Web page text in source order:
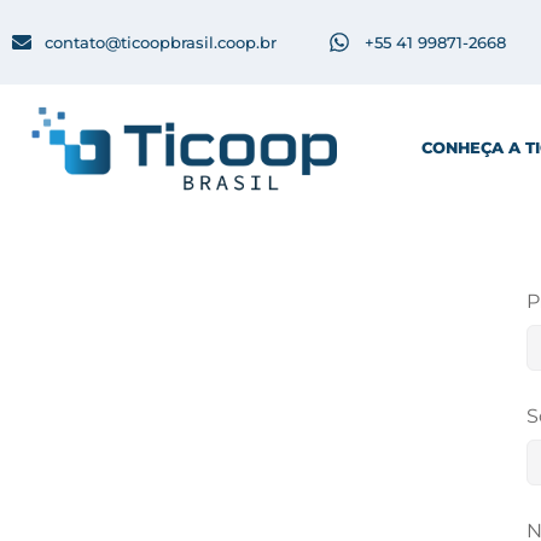
contato@ticoopbrasil.coop.br +55 41 99871-2668
CONHEÇA A